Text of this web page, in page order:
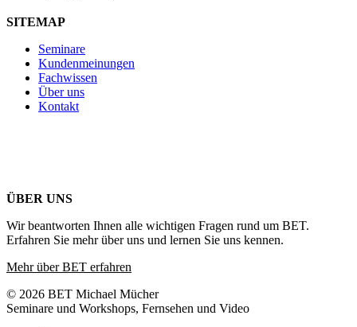
SITEMAP
Seminare
Kundenmeinungen
Fachwissen
Über uns
Kontakt
ÜBER UNS
Wir beantworten Ihnen alle wichtigen Fragen rund um BET.
Erfahren Sie mehr über uns und lernen Sie uns kennen.
Mehr über BET erfahren
© 2026 BET Michael Mücher
Seminare und Workshops, Fernsehen und Video